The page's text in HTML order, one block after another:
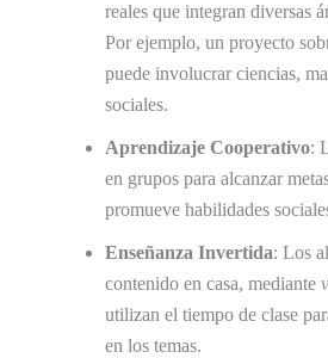
reales que integran diversas
Por ejemplo, un proyecto
puede involucrar ciencias,
sociales.
Aprendizaje Cooperativo:
en grupos para alcanzar
promueve habilidades
Enseñanza Invertida: Los
contenido en casa, mediante
utilizan el tiempo de clase
en los temas.